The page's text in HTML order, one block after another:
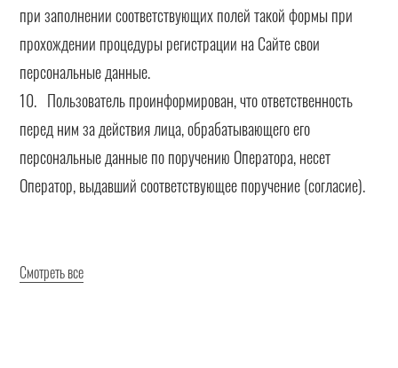
при заполнении соответствующих полей такой формы при
прохождении процедуры регистрации на Сайте свои
персональные данные.
10. Пользователь проинформирован, что ответственность
перед ним за действия лица, обрабатывающего его
персональные данные по поручению Оператора, несет
Оператор, выдавший соответствующее поручение (согласие).
Смотреть все